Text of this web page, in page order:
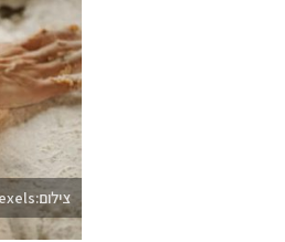
צילום:pexels